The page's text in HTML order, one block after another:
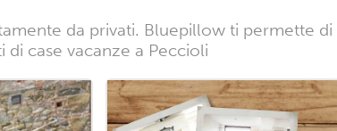
da privati. Bluepillow ti permette di
case vacanze a Peccioli